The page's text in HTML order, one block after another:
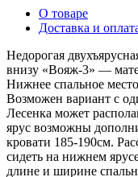
О товаре
Доставка и
Недорогая
внизу «Вояж-3» —
Нижнее спальное
Возможен вариант с
Лесенка может
ярус возможны
кровати 185-190см.
сидеть на нижнем
длине и ширине